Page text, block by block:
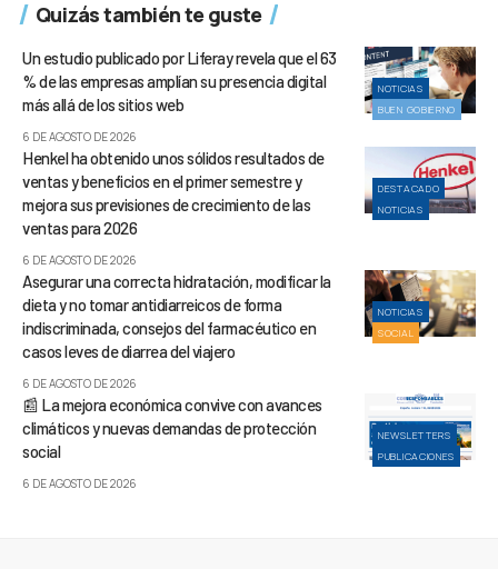
Quizás también te guste
NOTICIAS
BUEN GOBIERNO
Un estudio publicado por Liferay revela que el 63
% de las empresas amplían su presencia digital
más allá de los sitios web
6 DE AGOSTO DE 2026
DESTACADO
NOTICIAS
Henkel ha obtenido unos sólidos resultados de
ventas y beneficios en el primer semestre y
mejora sus previsiones de crecimiento de las
ventas para 2026
6 DE AGOSTO DE 2026
NOTICIAS
SOCIAL
Asegurar una correcta hidratación, modificar la
dieta y no tomar antidiarreicos de forma
indiscriminada, consejos del farmacéutico en
casos leves de diarrea del viajero
6 DE AGOSTO DE 2026
NEWSLETTERS
PUBLICACIONES
📰 La mejora económica convive con avances
climáticos y nuevas demandas de protección
social
6 DE AGOSTO DE 2026